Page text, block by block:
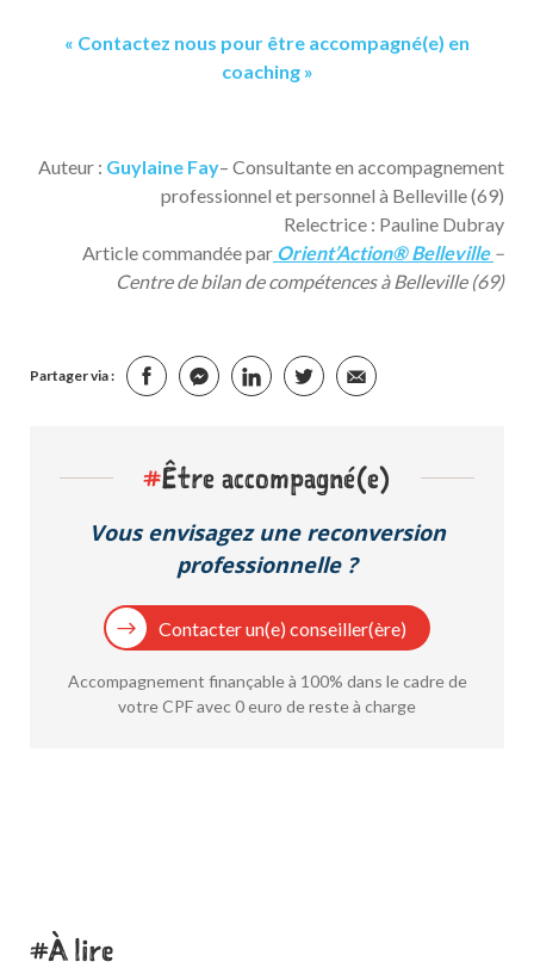
« Contactez nous pour être accompagné(e) en
coaching »
Auteur : Guylaine Fay– Consultante en accompagnement
professionnel et personnel à Belleville (69)
Relectrice : Pauline Dubray
Article commandée par Orient’Action® Belleville –
Centre de bilan de compétences à Belleville (69)
Partager via :
#Être accompagné(e)
Vous envisagez une reconversion
professionnelle ?
Contacter un(e) conseiller(ère)
Accompagnement finançable à 100% dans le cadre de
votre CPF avec 0 euro de reste à charge
À lire